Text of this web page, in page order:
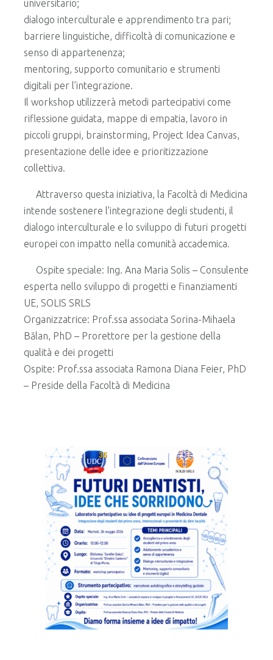
universitario;
dialogo interculturale e apprendimento tra pari;
barriere linguistiche, difficoltà di comunicazione e
senso di appartenenza;
mentoring, supporto comunitario e strumenti
digitali per l’integrazione.
Il workshop utilizzerà metodi partecipativi come
riflessione guidata, mappe di empatia, lavoro in
piccoli gruppi, brainstorming, Project Idea Canvas,
presentazione delle idee e prioritizzazione
collettiva.
Attraverso questa iniziativa, la Facoltà di Medicina
intende sostenere l’integrazione degli studenti, il
dialogo interculturale e lo sviluppo di futuri progetti
europei con impatto nella comunità accademica.
Ospite speciale: Ing. Ana Maria Solis – Consulente
esperta nello sviluppo di progetti e finanziamenti
UE, SOLIS SRLS
Organizzatrice: Prof.ssa associata Sorina-Mihaela
Bălan, PhD – Prorettore per la gestione della
qualità e dei progetti
Ospite: Prof.ssa associata Ramona Diana Feier, PhD
– Preside della Facoltà di Medicina